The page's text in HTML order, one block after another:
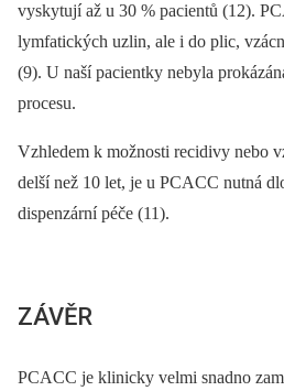
vyskytují až u 30 % pacientů (12).
lymfatických uzlin, ale i do plic,
(9). U naší pacientky nebyla
procesu.
Vzhledem k možnosti recidivy nebo
delší než 10 let, je u PCACC nutná
dispenzární péče (11).
ZÁVĚR
PCACC je klinicky velmi snadno